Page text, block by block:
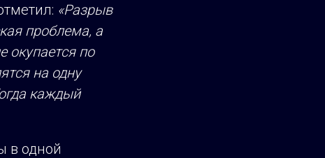
«Разрыв
проблема, а
окупается по
на одну
каждый
в одной